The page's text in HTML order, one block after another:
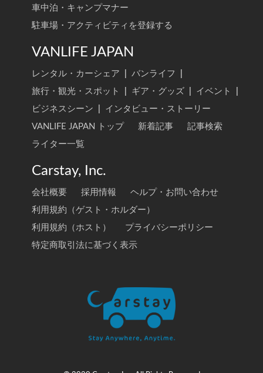
車中泊・キャンプマナー
駐車場・アクティビティを登録する
VANLIFE JAPAN
レンタル・カーシェア バンライフ
旅行・観光・スポット
ギア・グッズ イベント
ビジネスシーン
インタビュー・ストーリー
VANLIFE JAPAN トップ
新着記事
記事検索
ライター一覧
Carstay, Inc.
会社概要 採用情報
ヘルプ・お問い合わせ
利用規約（ゲスト・ホルダー）
利用規約（ホスト）
プライバシーポリシー
特定商取引法に基づく表示